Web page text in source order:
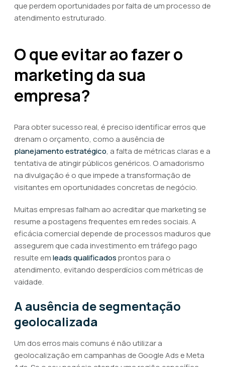
que perdem oportunidades por falta de um processo de
atendimento estruturado.
O que evitar ao fazer o
marketing da sua
empresa?
Para obter sucesso real, é preciso identificar erros que
drenam o orçamento, como a ausência de
planejamento estratégico, a falta de métricas claras e a
tentativa de atingir públicos genéricos. O amadorismo
na divulgação é o que impede a transformação de
visitantes em oportunidades concretas de negócio.
Muitas empresas falham ao acreditar que marketing se
resume a postagens frequentes em redes sociais. A
eficácia comercial depende de processos maduros que
assegurem que cada investimento em tráfego pago
resulte emleads qualificadosprontos para o
atendimento, evitando desperdícios com métricas de
vaidade.
A ausência de segmentação
geolocalizada
Um dos erros mais comuns é não utilizar a
geolocalização em campanhas de Google Ads e Meta